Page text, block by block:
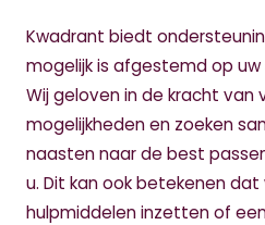
Kwadrant biedt
mogelijk is afgestemd op
Wij geloven in de kracht van
mogelijkheden en zoeken
naasten naar de best
u. Dit kan ook betekenen
hulpmiddelen inzetten of